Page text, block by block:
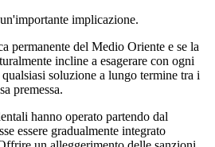
implicazione.
permanente del Medio Oriente e se la
incline a esagerare con ogni
soluzione a lungo termine tra i
premessa.
hanno operato partendo dal
essere gradualmente integrato